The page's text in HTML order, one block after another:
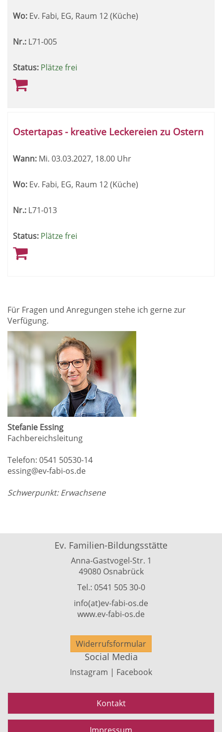
Wo: Ev. Fabi, EG, Raum 12 (Küche)
Nr.: L71-005
Status: Plätze frei
Ostertapas - kreative Leckereien zu Ostern
Wann: Mi. 03.03.2027, 18.00 Uhr
Wo: Ev. Fabi, EG, Raum 12 (Küche)
Nr.: L71-013
Status: Plätze frei
Für Fragen und Anregungen stehe ich gerne zur
Verfügung.
Stefanie Essing
Fachbereichsleitung
Telefon: 0541 50530-14
essing@ev-fabi-os.de
Schwerpunkt: Erwachsene
Ev. Familien-Bildungsstätte
Anna-Gastvogel-Str. 1
49080 Osnabrück
Tel.: 0541 505 30-0
info(at)ev-fabi-os.de
www.ev-fabi-os.de
Widerrufsformular
Social Media
Instagram | Facebook
Kontakt